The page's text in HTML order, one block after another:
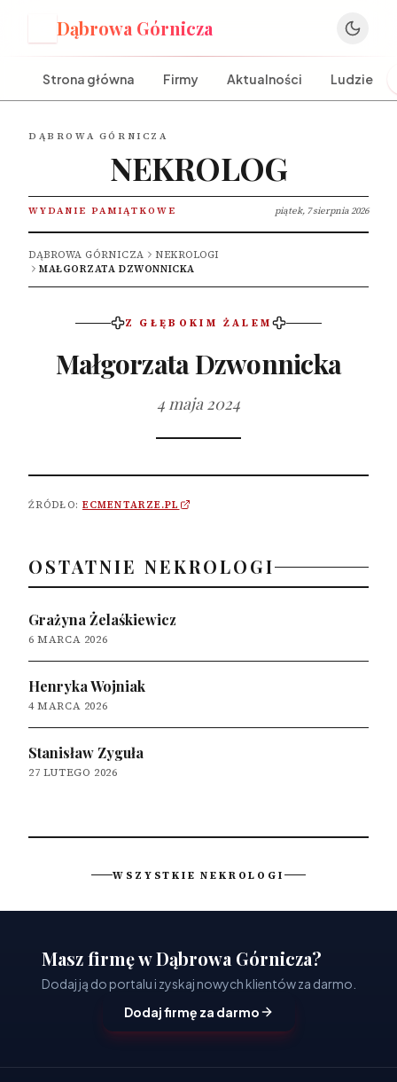
Dąbrowa Górnicza
Strona główna Firmy Aktualności Ludzie
DĄBROWA GÓRNICZA
NEKROLOG
WYDANIE PAMIĄTKOWE piątek, 7 sierpnia 2026
DĄBROWA GÓRNICZA
NEKROLOGI
MAŁGORZATA DZWONNICKA
Z GŁĘBOKIM ŻALEM
Małgorzata Dzwonnicka
4 maja 2024
ŹRÓDŁO: ECMENTARZE.PL
OSTATNIE NEKROLOGI
Grażyna Żelaśkiewicz
6 MARCA 2026
Henryka Wojniak
4 MARCA 2026
Stanisław Zyguła
27 LUTEGO 2026
WSZYSTKIE NEKROLOGI
Masz firmę w Dąbrowa Górnicza?
Dodaj ją do portalu i zyskaj nowych klientów za darmo.
Dodaj firmę za darmo